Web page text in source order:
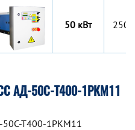
50 кВт
АД-50С-Т400-1РКМ11
50С-Т400-1РКМ11